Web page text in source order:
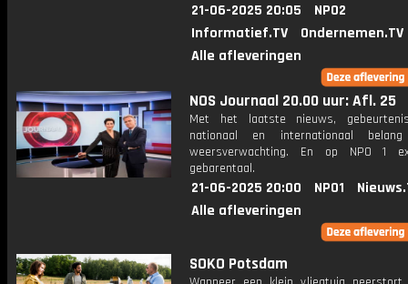
21-06-2025 20:05
NPO2
Informatief.TV
Ondernemen.TV
Alle afleveringen
NOS Journaal 20.00 uur: Afl. 25
Met het laatste nieuws,
nationaal en internationaal
weersverwachting. En op NPO 1
gebarentaal.
21-06-2025 20:00 NPO1
Alle afleveringen
SOKO Potsdam